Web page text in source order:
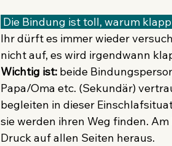
Die Bindung ist toll, warum
Ihr dürft es immer wieder
nicht auf, es wird irgendwann
Wichtig ist: beide
Papa/Oma etc. (Sekundär)
begleiten in dieser
sie werden ihren Weg finden.
Druck auf allen Seiten heraus.